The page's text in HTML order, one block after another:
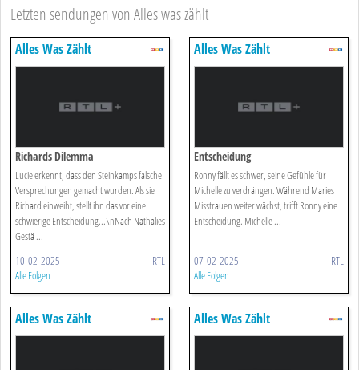
Letzten sendungen von Alles was zählt
Alles Was Zählt
Richards Dilemma
Lucie erkennt, dass den Steinkamps falsche
Versprechungen gemacht wurden. Als sie
Richard einweiht, stellt ihn das vor eine
schwierige Entscheidung...\nNach Nathalies
Gestä ...
10-02-2025 RTL
Alle Folgen
Alles Was Zählt
Entscheidung
Ronny fällt es schwer, seine Gefühle für
Michelle zu verdrängen. Während Maries
Misstrauen weiter wächst, trifft Ronny eine
Entscheidung. Michelle ...
07-02-2025 RTL
Alle Folgen
Alles Was Zählt Alles Was Zählt